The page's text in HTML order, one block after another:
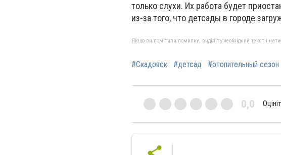
только слухи. Их работа будет
из-за того, что детсады в городе
Якщо ви помітили помилку, виділіть необхідний текст і
#Скадовск #детсад #отопительный сезон
0,0